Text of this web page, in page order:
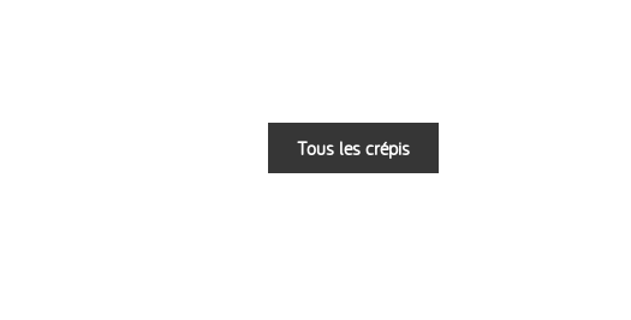
Tous les crépis